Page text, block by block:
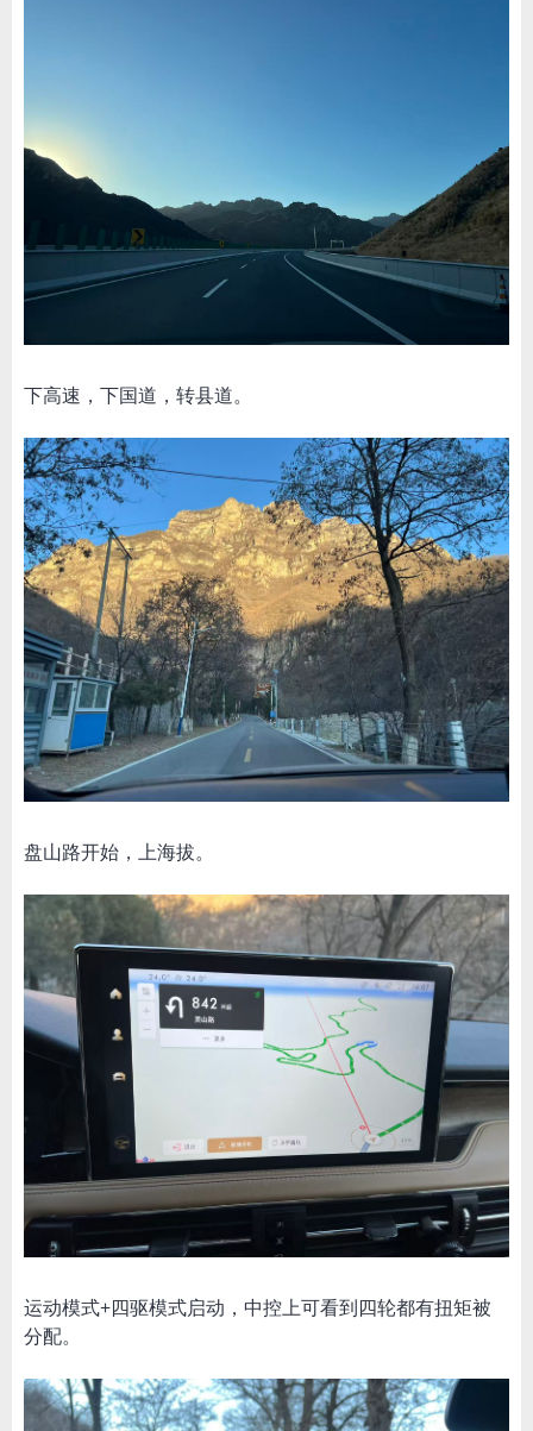
下高速，下国道，转县道。
盘山路开始，上海拔。
运动模式+四驱模式启动，中控上可看到四轮都有扭矩被
分配。